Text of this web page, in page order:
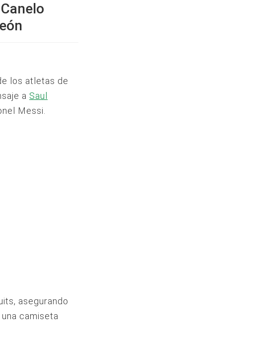
los atletas de
a Saul
Messi.
asegurando
camiseta